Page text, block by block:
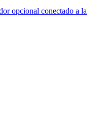
opcional conectado a la